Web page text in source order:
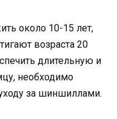
около 10-15 лет,
возраста 20
длительную и
необходимо
за шиншиллами.